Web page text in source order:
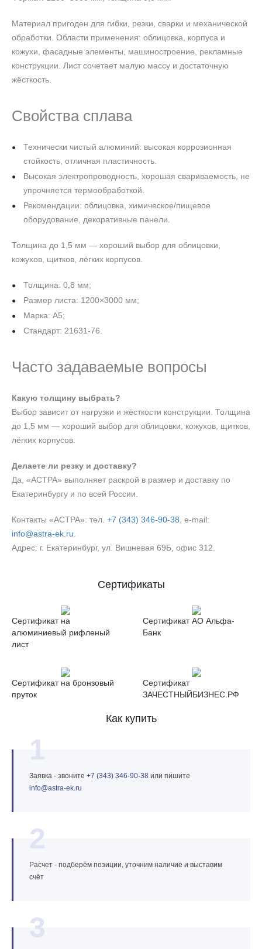
Материал пригоден для гибки, резки, сварки и механической
обработки. Области применения: облицовка, корпуса и
кожухи, фасадные элементы, машиностроение, рекламные
конструкции. Лист сочетает малую массу и достаточную
жёсткость.
Свойства сплава
Технически чистый алюминий: высокая коррозионная
стойкость, отличная пластичность.
Высокая электропроводность, хорошая свариваемость, не
упрочняется термообработкой.
Рекомендации: облицовка, химическое/пищевое
оборудование, декоративные панели.
Толщина до 1,5 мм — хороший выбор для облицовки,
кожухов, щитков, лёгких корпусов.
Толщина: 0,8 мм;
Размер листа: 1200×3000 мм;
Марка: А5;
Стандарт: 21631-76.
Часто задаваемые вопросы
Какую толщину выбрать?
Выбор зависит от нагрузки и жёсткости конструкции. Толщина
до 1,5 мм — хороший выбор для облицовки, кожухов, щитков,
лёгких корпусов.
Делаете ли резку и доставку?
Да, «АСТРА» выполняет раскрой в размер и доставку по
Екатеринбургу и по всей России.
Контакты «АСТРА»: тел. +7 (343) 346‑90‑38 , e‑mail:
info@astra-ek.ru
Адрес: г. Екатеринбург, ул. Вишневая 69Б, офис 312.
Сертификаты
Сертификат на
алюминиевый рифленый
лист
Сертификат АО Альфа-
Банк
Сертификат на бронзовый
пруток
Сертификат
ЗАЧЕСТНЫЙБИЗНЕС.РФ
Как купить
1
Заявка - звоните +7 (343) 346‑90‑38 или пишите
info@astra‑ek.ru
2
Расчет - подберём позиции, уточним наличие и выставим
счёт
3